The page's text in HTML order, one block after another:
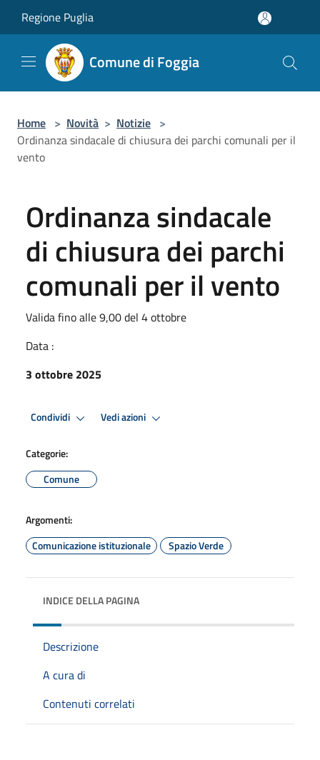
Regione Puglia
Comune di Foggia
Home > Novità > Notizie >
Ordinanza sindacale di chiusura dei parchi comunali per il
vento
Ordinanza sindacale
di chiusura dei parchi
comunali per il vento
Valida fino alle 9,00 del 4 ottobre
Data :
3 ottobre 2025
Condividi Vedi azioni
Categorie:
Comune
Argomenti:
Comunicazione istituzionale
Spazio Verde
INDICE DELLA PAGINA
Descrizione
A cura di
Contenuti correlati